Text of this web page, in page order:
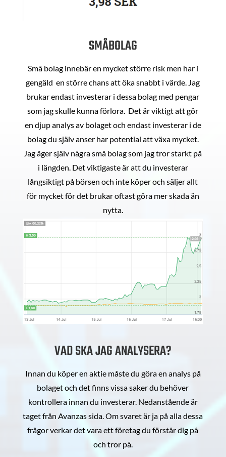
SMÅBOLAG
Små bolag innebär en mycket större risk men har i
gengäld en större chans att öka snabbt i värde. Jag
brukar endast investerar i dessa bolag med pengar
som jag skulle kunna förlora. Det är viktigt att gör
en djup analys av bolaget och endast investerar i de
bolag du själv anser har potential att växa mycket.
Jag äger själv några små bolag som jag tror starkt på
i längden. Det viktigaste är att du investerar
långsiktigt på börsen och inte köper och säljer allt
för mycket för det brukar oftast göra mer skada än
nytta.
VAD SKA JAG ANALYSERA?
Innan du köper en aktie måste du göra en analys på
bolaget och det finns vissa saker du behöver
kontrollera innan du investerar. Nedanstående är
taget från Avanzas sida. Om svaret är ja på alla dessa
frågor verkar det vara ett företag du förstår dig på
och tror på.